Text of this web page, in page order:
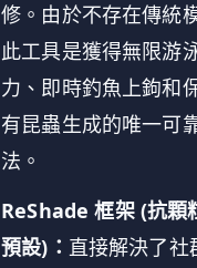
修。由於不存在傳統
此工具是獲得無限游
力、即時釣魚上鉤和
有昆蟲生成的唯一可
法。
ReShade 框架 (抗顆
預設)： 直接解決了社